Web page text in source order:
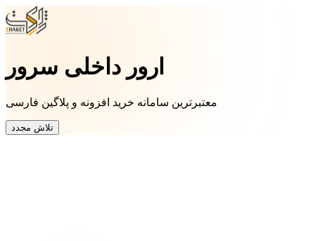
ارور داخلی سرور
معتبرترین سامانه خرید افزونه و پلاگین فارسی
تلاش مجدد